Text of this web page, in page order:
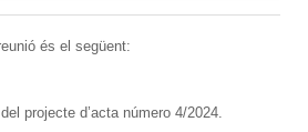
és el següent:
projecte d’acta número 4/2024.